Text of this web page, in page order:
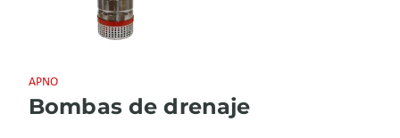
APNO
Bombas de drenaje